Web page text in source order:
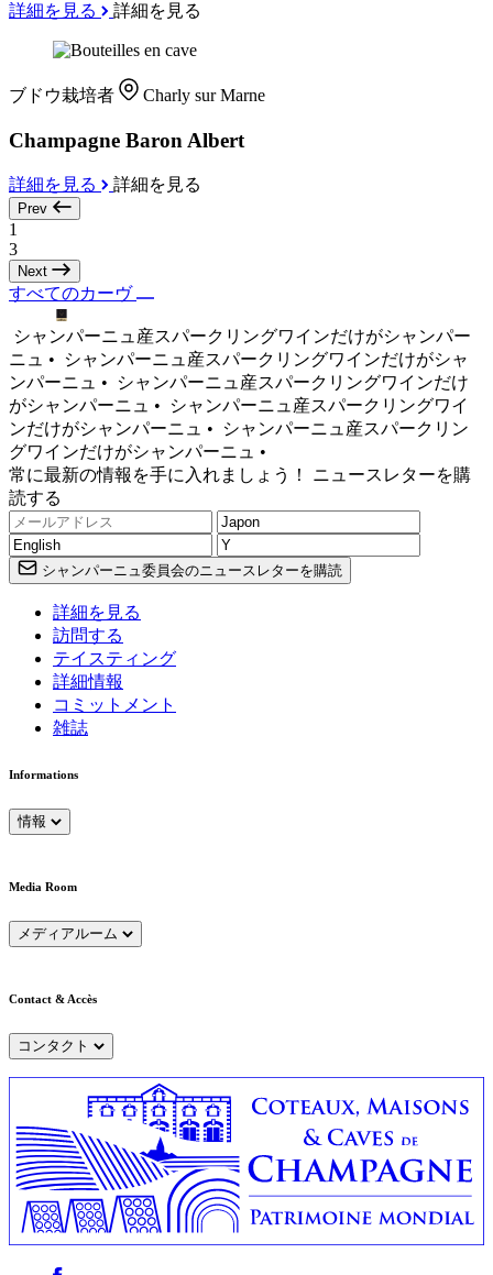
詳細を見る 詳細を見る
ブドウ栽培者 Charly sur Marne
Champagne Baron Albert
詳細を見る 詳細を見る
Prev
1
3
Next
すべてのカーヴ
シャンパーニュ産スパークリングワインだけがシャンパー
ニュ •
シャンパーニュ産スパークリングワインだけがシャ
ンパーニュ •
シャンパーニュ産スパークリングワインだけ
がシャンパーニュ •
シャンパーニュ産スパークリングワイ
ンだけがシャンパーニュ •
シャンパーニュ産スパークリン
グワインだけがシャンパーニュ •
常に最新の情報を手に入れましょう！ ニュースレターを購
読する
シャンパーニュ委員会のニュースレターを購読
詳細を見る
訪問する
テイスティング
詳細情報
コミットメント
雑誌
Informations
情報
Media Room
メディアルーム
Contact & Accès
コンタクト